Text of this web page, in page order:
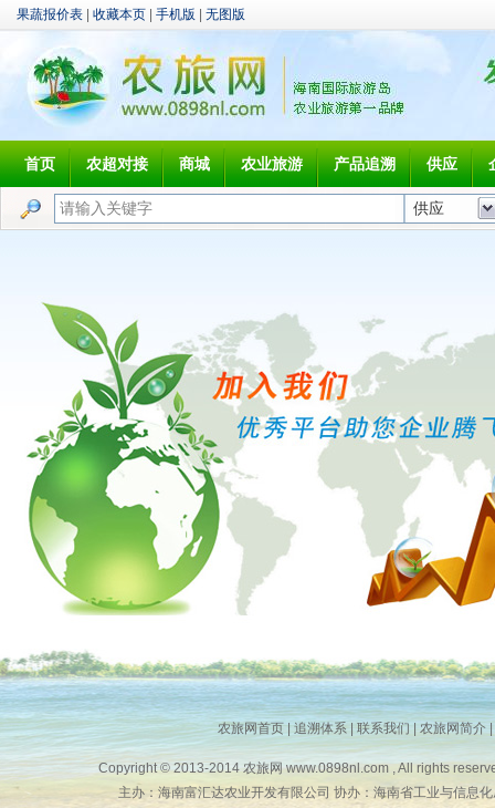
果蔬报价表 收藏本页 手机版 无图版
首页 农超对接 商城 农业旅游 产品追溯 供应
农旅网首页| 追溯体系 联系我们 农旅网简介
Copyright © 2013-2014农旅网www.0898nl.com , All rights
主办：海南富汇达农业开发有限公司 协办：海南省工业与信息